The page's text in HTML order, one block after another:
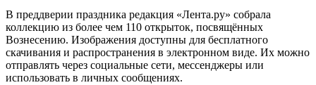
В преддверии праздника редакция «Лента.ру» собрала
коллекцию из более чем 110 открыток, посвящённых
Вознесению. Изображения доступны для бесплатного
скачивания и распространения в электронном виде. Их можно
отправлять через социальные сети, мессенджеры или
использовать в личных сообщениях.